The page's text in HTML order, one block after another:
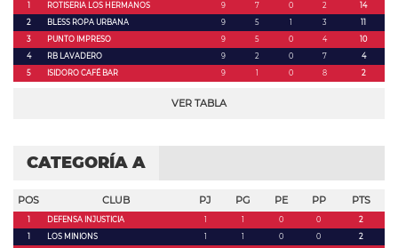
1 ROTISERIA LOS HERMANOS 9 7 0 2
14
2
BLESS ROPA URBANA 9 5 1 3
11
3
PUNTO IMPRESO 9 5 0 4
10
4
RB LAVADERO 9 2 0 7
4
5
ISIDORO CAFÉ BAR 9 1 0 8 2
VER TABLA
CATEGORÍA A
POS CLUB PJ PG PE PP PTS
1 DEFENSA INJUSTICIA 1 1 0 0
2
1
LOS MINIONS 1 1 0 0
2